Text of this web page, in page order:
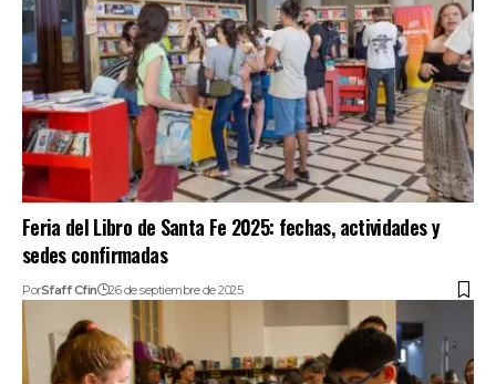
Feria del Libro de Santa Fe 2025: fechas, actividades y
sedes confirmadas
PorSfaff Cfin 26 de septiembre de 2025